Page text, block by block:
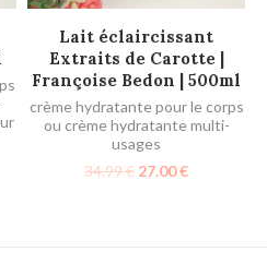
AJOUTER AU PANIER
Lait éclaircissant
Extraits de Carotte |
Françoise Bedon | 500ml
crème hydratante pour le corps
ou crème hydratante multi-
usages
34.99€ 27.00€